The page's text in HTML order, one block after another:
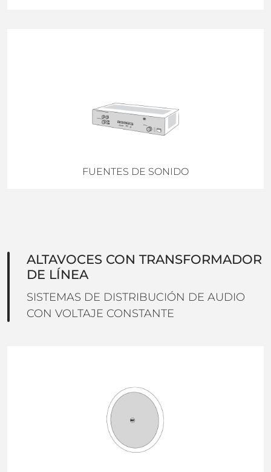
FUENTES DE SONIDO
ALTAVOCES CON TRANSFORMADOR
DE LÍNEA
SISTEMAS DE DISTRIBUCIÓN DE AUDIO
CON VOLTAJE CONSTANTE